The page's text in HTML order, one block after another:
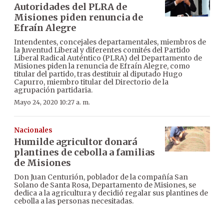
Autoridades del PLRA de
Misiones piden renuncia de
Efraín Alegre
Intendentes, concejales departamentales, miembros de
la Juventud Liberal y diferentes comités del Partido
Liberal Radical Auténtico (PLRA) del Departamento de
Misiones piden la renuncia de Efraín Alegre, como
titular del partido, tras destituir al diputado Hugo
Capurro, miembro titular del Directorio de la
agrupación partidaria.
Mayo 24, 2020 10:27 a. m.
Nacionales
Humilde agricultor donará
plantines de cebolla a familias
de Misiones
Don Juan Centurión, poblador de la compañía San
Solano de Santa Rosa, Departamento de Misiones, se
dedica a la agricultura y decidió regalar sus plantines de
cebolla a las personas necesitadas.